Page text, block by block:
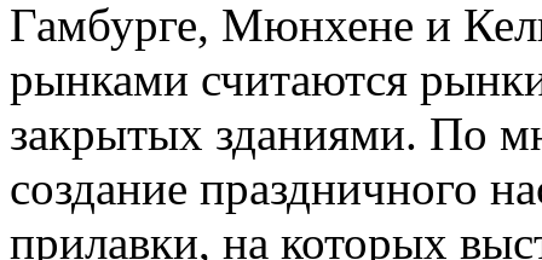
Гамбурге, Мюнхене и
рынками считаются
закрытых зданиями. По
создание праздничного
прилавки, на которых